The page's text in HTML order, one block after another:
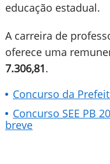
educação estadual.
A carreira de
oferece uma
7.306,81.
Concurso da
Concurso SEE PB
breve